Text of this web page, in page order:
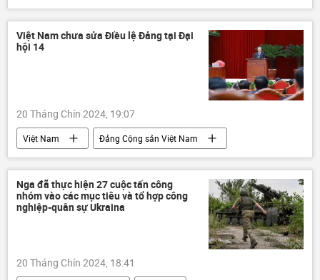
Ursula von der Leyen
Thế giới
EU
EC
Cuộc khủng hoảng ở Ukraina
Ukraina
Việt Nam chưa sửa Điều lệ Đảng tại Đại
hội 14
20 Tháng Chín 2024, 19:07
Việt Nam
Đảng Cộng sản Việt Nam
Ban Chấp hành Trung ương Đảng
Tô Lâm
Chủ tịch nước
Chính trị
Nga đã thực hiện 27 cuộc tấn công
nhóm vào các mục tiêu và tổ hợp công
nghiệp-quân sự Ukraina
20 Tháng Chín 2024, 18:41